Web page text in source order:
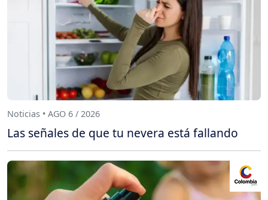
Noticias • AGO 6 / 2026
Las señales de que tu nevera está fallando